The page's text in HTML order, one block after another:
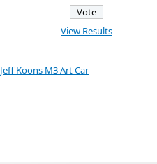
View Results
Jeff Koons M3 Art Car